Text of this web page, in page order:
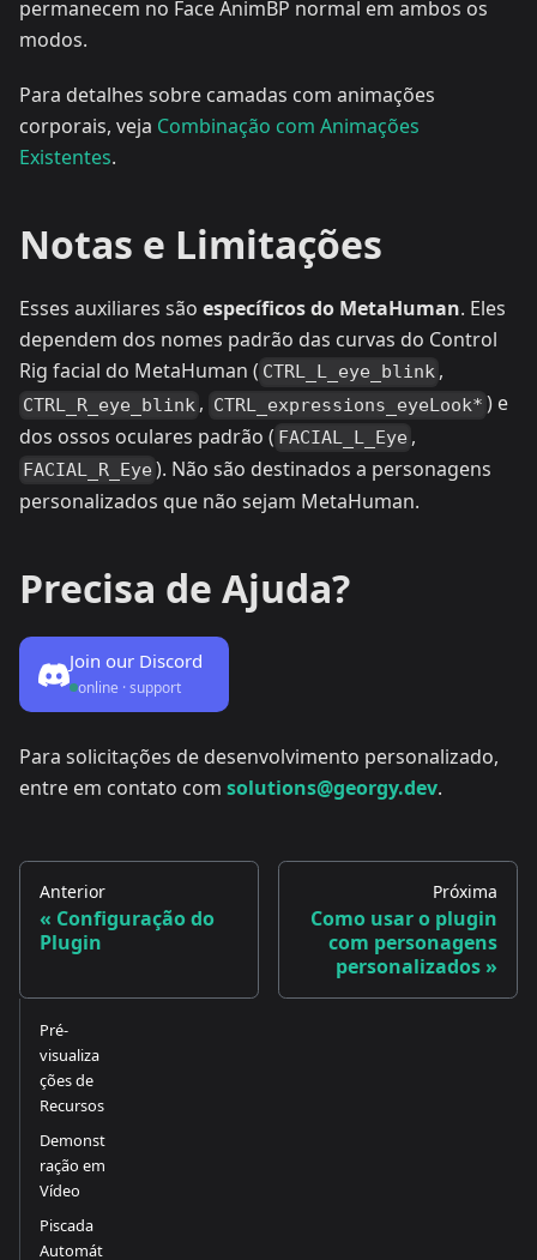
permanecem no Face AnimBP normal em ambos os
modos.
Para detalhes sobre camadas com animações
corporais, veja Combinação com Animações
Existentes.
Notas e Limitações
Esses auxiliares são específicos do MetaHuman. Eles
dependem dos nomes padrão das curvas do Control
Rig facial do MetaHuman ( CTRL_L_eye_blink ,
CTRL_R_eye_blink , CTRL_expressions_eyeLook* ) e
dos ossos oculares padrão ( FACIAL_L_Eye ,
FACIAL_R_Eye ). Não são destinados a personagens
personalizados que não sejam MetaHuman.
Precisa de Ajuda?
Join our Discord
online · support
Para solicitações de desenvolvimento personalizado,
entre em contato com solutions@georgy.dev.
Anterior
Configuração do
Plugin
Próxima
Como usar o plugin
com personagens
personalizados
Pré-
visualiza
ções de
Recursos
Demonst
ração em
Vídeo
Piscada
Automát